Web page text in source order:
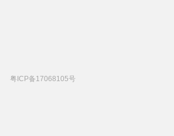
粤ICP备17068105号